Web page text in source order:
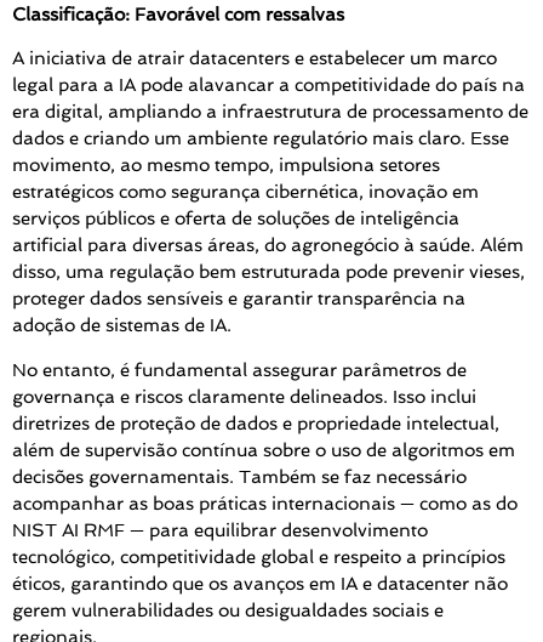
Classificação: Favorável com ressalvas
A iniciativa de atrair datacenters e estabelecer um marco
legal para a IA pode alavancar a competitividade do país na
era digital, ampliando a infraestrutura de processamento de
dados e criando um ambiente regulatório mais claro. Esse
movimento, ao mesmo tempo, impulsiona setores
estratégicos como segurança cibernética, inovação em
serviços públicos e oferta de soluções de inteligência
artificial para diversas áreas, do agronegócio à saúde. Além
disso, uma regulação bem estruturada pode prevenir vieses,
proteger dados sensíveis e garantir transparência na
adoção de sistemas de IA.
No entanto, é fundamental assegurar parâmetros de
governança e riscos claramente delineados. Isso inclui
diretrizes de proteção de dados e propriedade intelectual,
além de supervisão contínua sobre o uso de algoritmos em
decisões governamentais. Também se faz necessário
acompanhar as boas práticas internacionais — como as do
NIST AI RMF — para equilibrar desenvolvimento
tecnológico, competitividade global e respeito a princípios
éticos, garantindo que os avanços em IA e datacenter não
gerem vulnerabilidades ou desigualdades sociais e
regionais.